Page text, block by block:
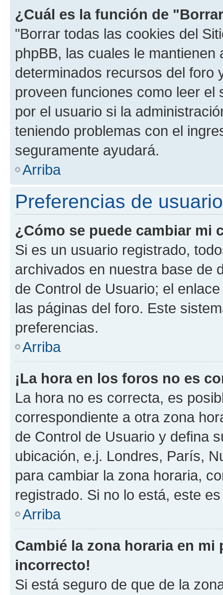
¿Cuál es la función de
"Borrar todas las cookies del
phpBB, las cuales le
determinados recursos del foro
proveen funciones como leer el
por el usuario si la
teniendo problemas con el
seguramente ayudará.
Arriba
Preferencias de
¿Cómo se puede cambiar mi
Si es un usuario registrado,
archivados en nuestra base de
de Control de Usuario; el
las páginas del foro. Este
preferencias.
Arriba
¡La hora en los foros no es
La hora no es correcta, es
correspondiente a otra zona
de Control de Usuario y defina
ubicación, e.j. Londres, París,
para cambiar la zona horaria,
registrado. Si no lo está, este
Arriba
Cambié la zona horaria en
incorrecto!
Si está seguro de que de la